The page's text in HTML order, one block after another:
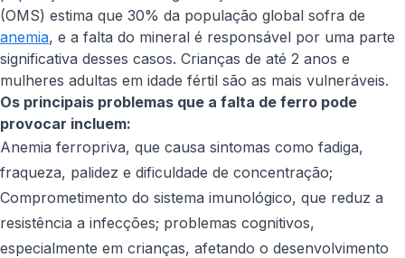
(OMS) estima que 30% da população global sofra de
anemia, e a falta do mineral é responsável por uma parte
significativa desses casos. Crianças de até 2 anos e
mulheres adultas em idade fértil são as mais vulneráveis.
Os principais problemas que a falta de ferro pode
provocar incluem:
Anemia ferropriva, que causa sintomas como fadiga,
fraqueza, palidez e dificuldade de concentração;
Comprometimento do sistema imunológico, que reduz a
resistência a infecções; problemas cognitivos,
especialmente em crianças, afetando o desenvolvimento